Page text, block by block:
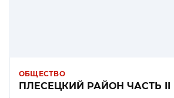
ОБЩЕСТВО
ПЛЕСЕЦКИЙ РАЙОН ЧАСТЬ II